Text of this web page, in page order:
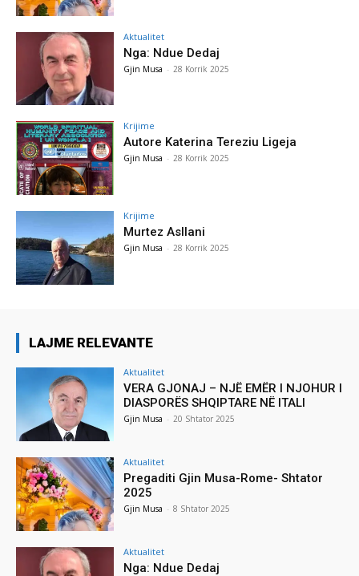
Aktualitet
Nga: Ndue Dedaj
Gjin Musa - 28 Korrik 2025
Krijime
Autore Katerina Tereziu Ligeja
Gjin Musa - 28 Korrik 2025
Krijime
Murtez Asllani
Gjin Musa - 28 Korrik 2025
LAJME RELEVANTE
Aktualitet
VERA GJONAJ – NJË EMËR I NJOHUR I
DIASPORËS SHQIPTARE NË ITALI
Gjin Musa - 20 Shtator 2025
Aktualitet
Pregaditi Gjin Musa-Rome- Shtator
2025
Gjin Musa - 8 Shtator 2025
Aktualitet
Nga: Ndue Dedaj